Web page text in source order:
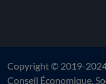
Copyright © 2019-2024
Conseil Économique,